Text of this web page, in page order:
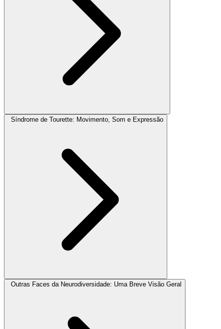
Síndrome de Tourette: Movimento, Som e Expressão
Outras Faces da Neurodiversidade: Uma Breve Visão Geral